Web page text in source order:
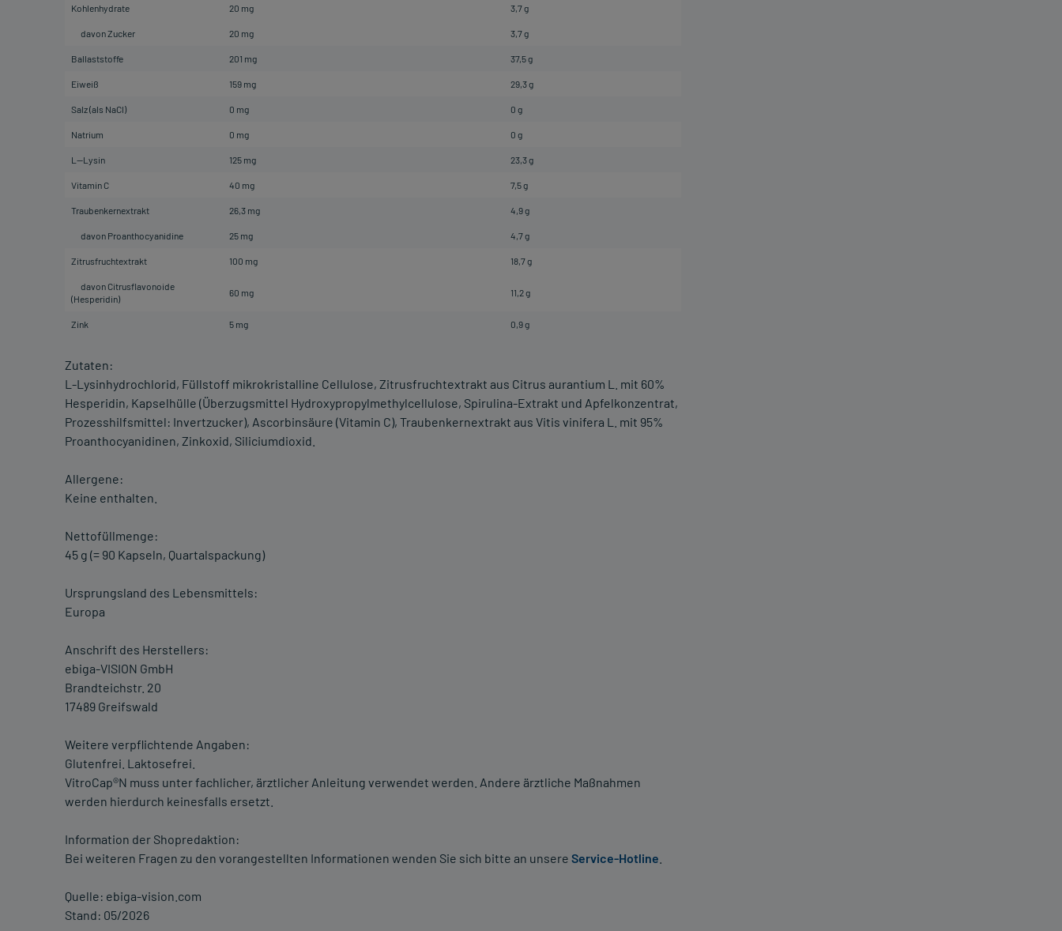
Kohlenhydrate 20 mg 3,7 g
davon Zucker 20 mg 3,7 g
Ballaststoffe 201 mg 37,5 g
Eiweiß 159 mg 29,3 g
Salz (als NaCl) 0 mg 0 g
Natrium 0 mg 0 g
L--Lysin 125 mg 23,3 g
Vitamin C 40 mg 7,5 g
Traubenkernextrakt 26,3 mg 4,9 g
davon Proanthocyanidine 25 mg 4,7 g
Zitrusfruchtextrakt 100 mg 18,7 g
davon Citrusflavonoide
(Hesperidin)
60 mg 11,2 g
Zink 5 mg 0,9 g
Zutaten:
L-Lysinhydrochlorid, Füllstoff mikrokristalline Cellulose, Zitrusfruchtextrakt aus Citrus aurantium L. mit 60%
Hesperidin, Kapselhülle (Überzugsmittel Hydroxypropylmethylcellulose, Spirulina-Extrakt und Apfelkonzentrat,
Prozesshilfsmittel: Invertzucker), Ascorbinsäure (Vitamin C), Traubenkernextrakt aus Vitis vinifera L. mit 95%
Proanthocyanidinen, Zinkoxid, Siliciumdioxid.
Allergene:
Keine enthalten.
Nettofüllmenge:
45 g (= 90 Kapseln, Quartalspackung)
Ursprungsland des Lebensmittels:
Europa
Anschrift des Herstellers:
ebiga-VISION GmbH
Brandteichstr. 20
17489 Greifswald
Weitere verpflichtende Angaben:
Glutenfrei. Laktosefrei.
VitroCap®N muss unter fachlicher, ärztlicher Anleitung verwendet werden. Andere ärztliche Maßnahmen
werden hierdurch keinesfalls ersetzt.
Information der Shopredaktion:
Bei weiteren Fragen zu den vorangestellten Informationen wenden Sie sich bitte an unsere Service-Hotline
Quelle: ebiga-vision.com
Stand: 05/2026